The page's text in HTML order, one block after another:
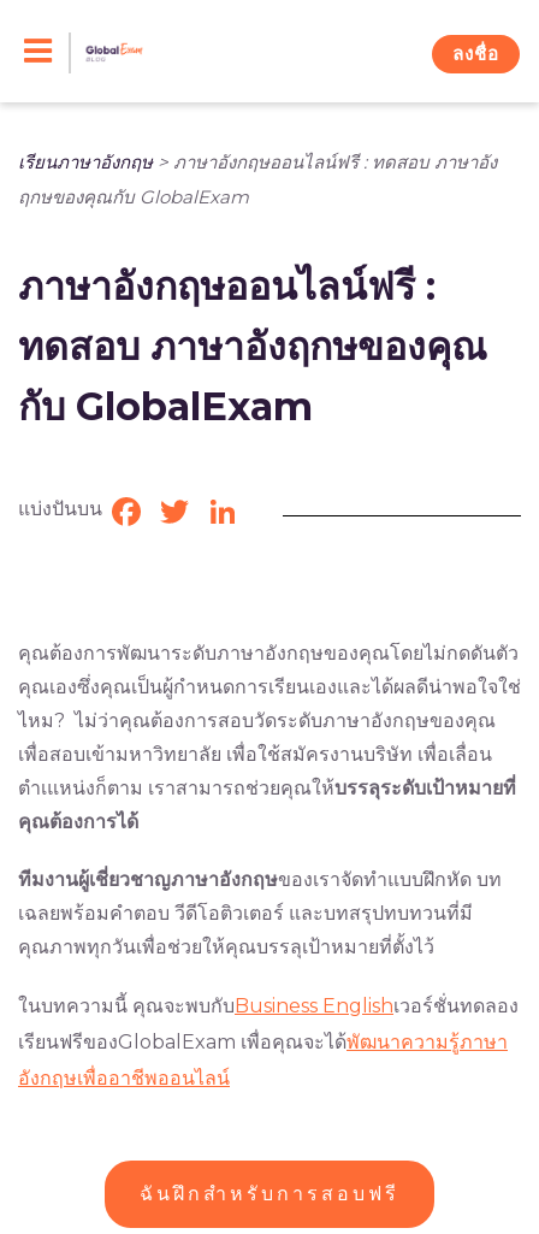
ลงชื่อ
เรียนภาษาอังกฤษ> ภาษาอังกฤษออนไลน์ฟรี : ทดสอบ ภาษาอัง
ฤกษของคุณกับ GlobalExam
ภาษาอังกฤษออนไลน์ฟรี :
ทดสอบ ภาษาอังฤกษของคุณ
กับ GlobalExam
แบ่งปันบน Facebook
TwitterLinkedIn
คุณต้องการพัฒนาระดับภาษาอังกฤษของคุณโดยไม่กดดันตัว
คุณเองซึ่งคุณเป็นผู้กำหนดการเรียนเองและได้ผลดีน่าพอใจใช่
ไหม? ไม่ว่าคุณต้องการสอบวัดระดับภาษาอังกฤษของคุณ
เพื่อสอบเข้ามหาวิทยาลัย เพื่อใช้สมัครงานบริษัท เพื่อเลื่อน
ตำเแหน่งก็ตาม เราสามารถช่วยคุณให้บรรลุระดับเป้าหมายที่
คุณต้องการได้
ทีมงานผู้เชี่ยวชาญภาษาอังกฤษของเราจัดทำแบบฝึกหัด บท
เฉลยพร้อมคำตอบ วีดีโอติวเตอร์ และบทสรุปทบทวนที่มี
คุณภาพทุกวันเพื่อช่วยให้คุณบรรลุเป้าหมายที่ตั้งไว้
ในบทความนี้ คุณจะพบกับBusiness Englishเวอร์ชั่นทดลอง
เรียนฟรีของGlobalExam เพื่อคุณจะได้พัฒนาความรู้ภาษา
อังกฤษเพื่ออาชีพออนไลน์
ฉันฝึกสำหรับการสอบฟรี